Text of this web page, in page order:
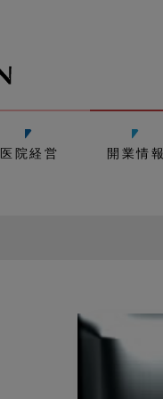
医院経営 開業情報